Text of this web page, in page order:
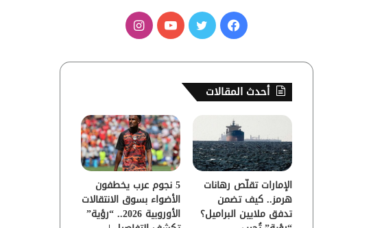
ف
س
و
ك
ي
و
ب
ا
ق
ر
ا
م
أحدث المقالات
الإمارات تقلّص رهانات
هرمز.. كيف تضمن
تدفق ملايين البراميل؟
5 نجوم عرب يخطفون
الأضواء بسوق الانتقالات
الأوروبية 2026.. “رؤية”